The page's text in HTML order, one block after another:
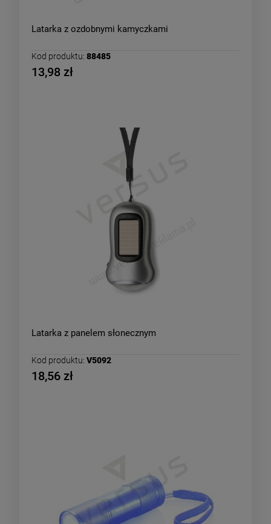
Latarka z ozdobnymi kamyczkami
Kod produktu: 88485
13,98 zł
Latarka z panelem słonecznym
Kod produktu: V5092
18,56 zł